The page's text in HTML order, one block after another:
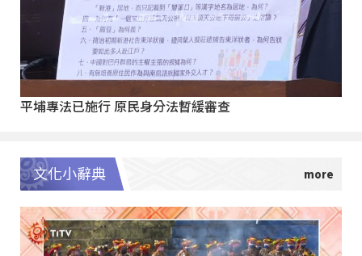
平埔專法已施行 原民身分法暫緩審查
文化小辭典